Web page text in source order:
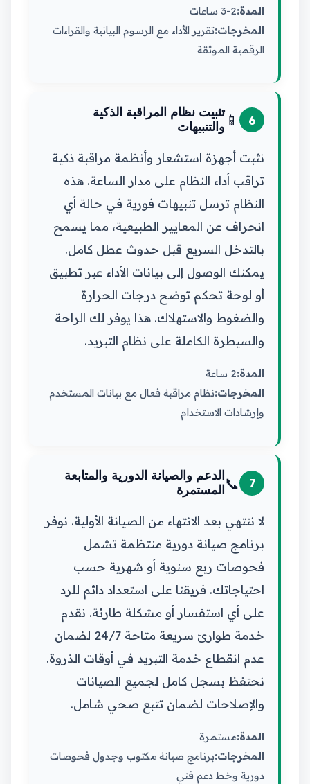
المدة:2-3 ساعات
المخرجات:تقرير الأداء مع الرسوم البيانية والقراءات
الرقمية الموثقة
6
📱 تثبيت نظام المراقبة الذكية
والتنبيهات
نثبت أجهزة استشعار وأنظمة مراقبة ذكية
تراقب أداء النظام على مدار الساعة. هذه
النظام ترسل تنبيهات فورية في حالة أي
انحراف عن المعايير الطبيعية، مما يسمح
بالتدخل السريع قبل حدوث عطل كامل.
يمكنك الوصول إلى بيانات الأداء عبر تطبيق
أو لوحة تحكم توضح درجات الحرارة
والضغوط والاستهلاك. هذا يوفر لك الراحة
والسيطرة الكاملة على نظام التبريد.
المدة:2 ساعة
المخرجات:نظام مراقبة فعال مع بيانات المستخدم
وإرشادات الاستخدام
7
📞 الدعم والصيانة الدورية والمتابعة
المستمرة
لا ننتهي بعد الانتهاء من الصيانة الأولية. نوفر
برنامج صيانة دورية منتظمة تشمل
فحوصات ربع سنوية أو شهرية حسب
احتياجاتك. فريقنا على استعداد دائم للرد
على أي استفسار أو مشكلة طارئة. نقدم
خدمة طوارئ سريعة متاحة 24/7 لضمان
عدم انقطاع خدمة التبريد في أوقات الذروة.
نحتفظ بسجل كامل لجميع الصيانات
والإصلاحات لضمان تتبع صحي شامل.
المدة:مستمرة
المخرجات:برنامج صيانة مكتوب وجدول فحوصات
دورية وخط دعم فني